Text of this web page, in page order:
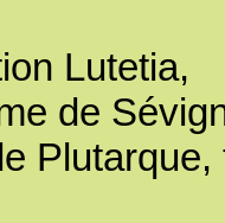
Lutetia,
de